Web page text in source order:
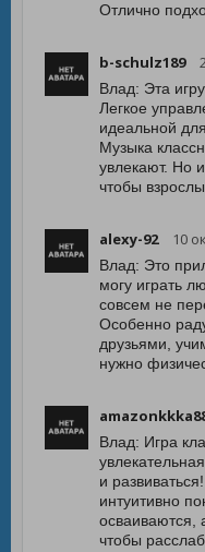
Отлично
b-schulz189
Влад: Эта
Легкое
идеальной
Музыка
увлекают. Но
чтобы
alexy-92 10
Влад: Это
могу играть
совсем не
Особенно
друзьями,
нужно
Влад: Игра
и
интуитивно
осваиваются,
чтобы